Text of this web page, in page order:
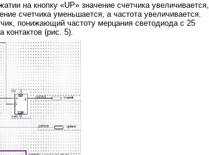
на кнопку «UP» значение счетчика увеличивается,
счетчика уменьшается, а частота увеличивается.
понижающий частоту мерцания светодиода с 25
контактов (рис. 5).